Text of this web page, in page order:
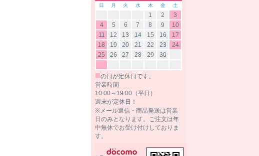
日 月 火 水 木 金 土
1 2
3
4
5 6 7 8 9
10
11
12 13 14 15 16
17
18
19 20 21 22 23
24
25
26 27 28 29 30
■の日が定休日です。
営業時間
10:00～19:00（平日）
週末が定休日！
※メール返信・商品発送は営業
日のみとなります。ご注文は年
中無休でお受け付けしておりま
す。